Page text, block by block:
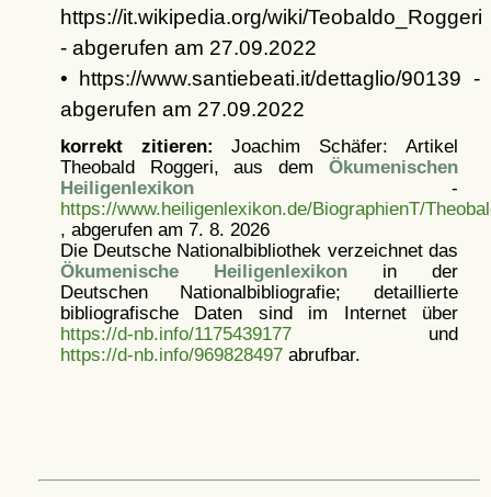
https://it.wikipedia.org/wiki/Teobaldo_Roggeri
- abgerufen am 27.09.2022
• https://www.santiebeati.it/dettaglio/90139 -
abgerufen am 27.09.2022
korrekt zitieren: Joachim Schäfer: Artikel
Theobald Roggeri, aus dem Ökumenischen
Heiligenlexikon-
https://www.heiligenlexikon.de/BiographienT/
, abgerufen am 7. 8. 2026
Die Deutsche Nationalbibliothek verzeichnet das
Ökumenische Heiligenlexikonin der
Deutschen Nationalbibliografie; detaillierte
bibliografische Daten sind im Internet über
https://d-nb.info/1175439177und
https://d-nb.info/969828497abrufbar.